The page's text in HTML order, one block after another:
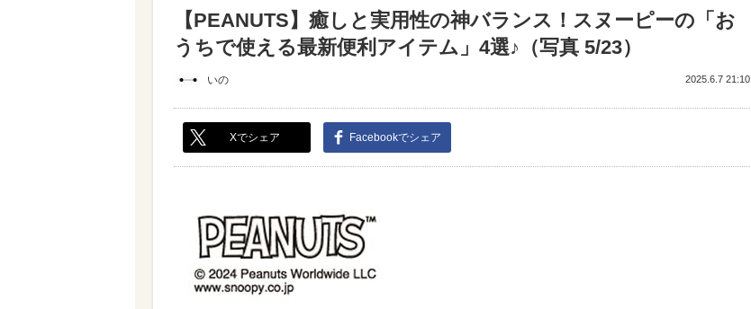
【PEANUTS】癒しと実用性の神バランス！スヌーピーの「お
うちで使える最新便利アイテム」4選♪（写真 5/23）
いの 2025.6.7 21:10
Xでシェア Facebookでシェア